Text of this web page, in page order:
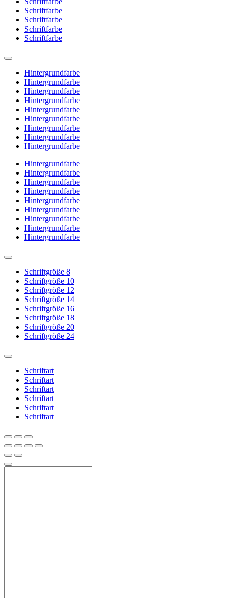
Schriftfarbe
Schriftfarbe
Schriftfarbe
Schriftfarbe
Hintergrundfarbe
Hintergrundfarbe
Hintergrundfarbe
Hintergrundfarbe
Hintergrundfarbe
Hintergrundfarbe
Hintergrundfarbe
Hintergrundfarbe
Hintergrundfarbe
Hintergrundfarbe
Hintergrundfarbe
Hintergrundfarbe
Hintergrundfarbe
Hintergrundfarbe
Hintergrundfarbe
Hintergrundfarbe
Hintergrundfarbe
Hintergrundfarbe
Schriftgröße 8
Schriftgröße 10
Schriftgröße 12
Schriftgröße 14
Schriftgröße 16
Schriftgröße 18
Schriftgröße 20
Schriftgröße 24
Schriftart
Schriftart
Schriftart
Schriftart
Schriftart
Schriftart